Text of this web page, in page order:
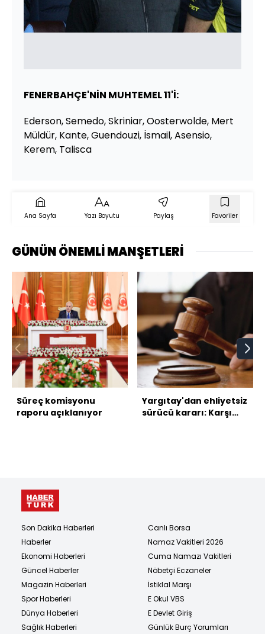
FENERBAHÇE'NİN MUHTEMEL 11'İ:
Ederson, Semedo, Skriniar, Oosterwolde, Mert
Müldür, Kante, Guendouzi, İsmail, Asensio,
Kerem, Talisca
Ana Sayfa Yazı Boyutu Paylaş Favoriler
GÜNÜN ÖNEMLİ MANŞETLERİ
Süreç komisyonu
raporu açıklanıyor
Yargıtay'dan ehliyetsiz
sürücü kararı: Karşı
Son Dakika Haberleri
Haberler
Ekonomi Haberleri
Güncel Haberler
Magazin Haberleri
Spor Haberleri
Dünya Haberleri
Sağlık Haberleri
Canlı Borsa
Namaz Vakitleri 2026
Cuma Namazı Vakitleri
Nöbetçi Eczaneler
İstiklal Marşı
E Okul VBS
E Devlet Giriş
Günlük Burç Yorumları